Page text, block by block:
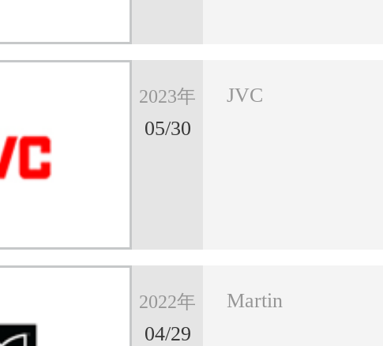
2023年
05/30
JVC
2022年
04/29
Martin